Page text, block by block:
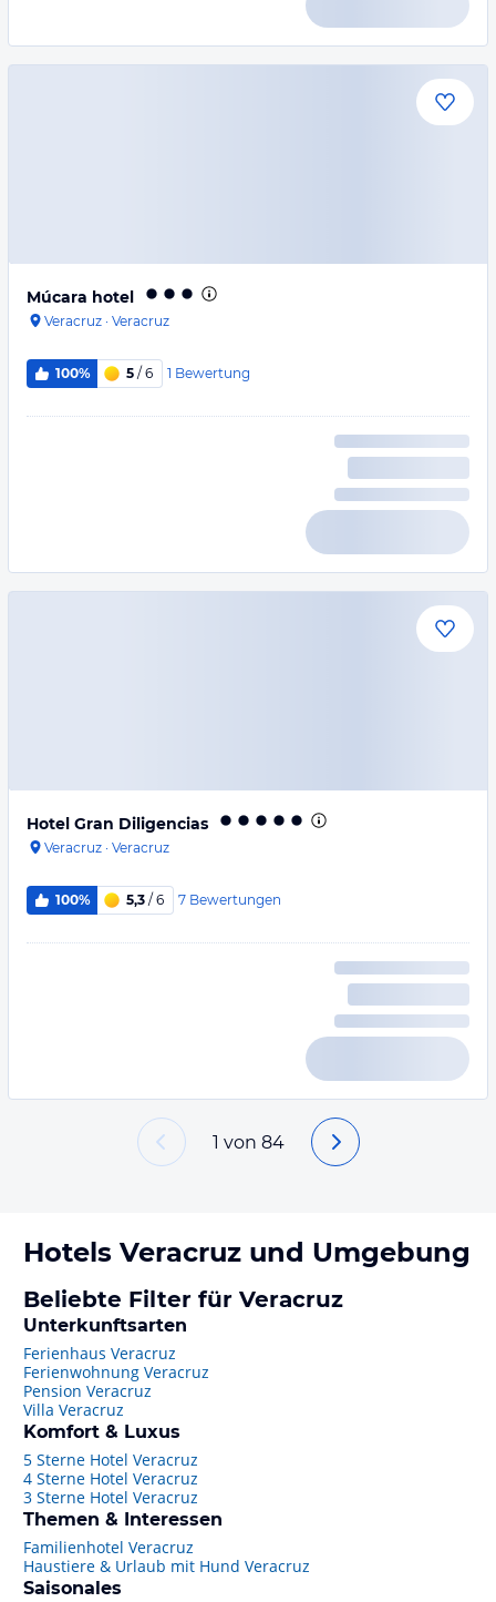
Múcara hotel
Veracruz · Veracruz
100% 5 / 6 1 Bewertung
Hotel Gran Diligencias
Veracruz · Veracruz
100% 5,3 / 6 7 Bewertungen
1 von 84
Hotels Veracruz und Umgebung
Beliebte Filter für Veracruz
Unterkunftsarten
Ferienhaus Veracruz
Ferienwohnung Veracruz
Pension Veracruz
Villa Veracruz
Komfort & Luxus
5 Sterne Hotel Veracruz
4 Sterne Hotel Veracruz
3 Sterne Hotel Veracruz
Themen & Interessen
Familienhotel Veracruz
Haustiere & Urlaub mit Hund Veracruz
Saisonales